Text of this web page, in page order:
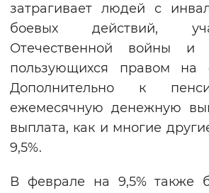
Включены
Воспроизвести
затрагивает людей с
боевых действий,
Отечественной войны и
пользующихся правом на
Дополнительно к
ежемесячную денежную
выплата, как и многие
9,5%.
В феврале на 9,5% также